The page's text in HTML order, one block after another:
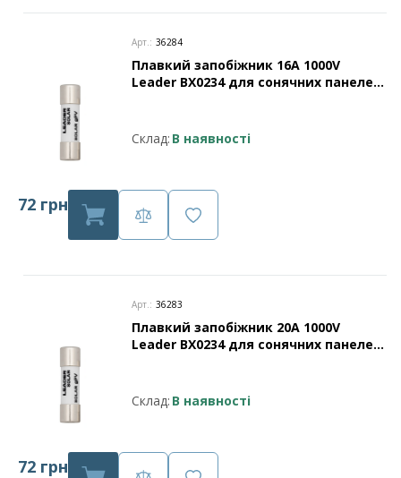
Арт.: 36284
Плавкий запобіжник 16A 1000V
Leader BX0234 для сонячних панелей
Склад: В наявності
72 грн
Арт.: 36283
Плавкий запобіжник 20A 1000V
Leader BX0234 для сонячних панелей
Склад: В наявності
72 грн